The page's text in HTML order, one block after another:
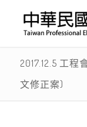
2017.12.5 工
文修正案)